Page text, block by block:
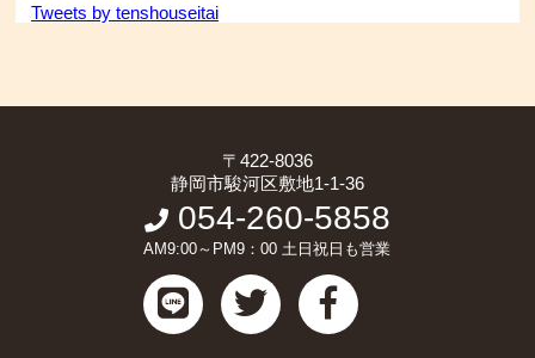
Tweets by tenshouseitai
〒422-8036
静岡市駿河区敷地1-1-36
054-260-5858
AM9:00～PM9：00 土日祝日も営業